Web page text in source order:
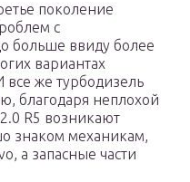
поколение
с
больше ввиду более
вариантах
все же турбодизель
благодаря неплохой
R5 возникают
знаком механикам,
а запасные части